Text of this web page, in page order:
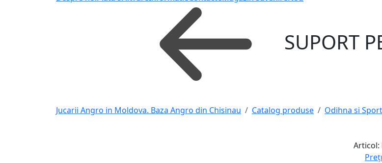
SUPORT
Jucarii Angro in Moldova. Baza Angro din Chisinau Catalog produse Odihna si Sport
Articol: